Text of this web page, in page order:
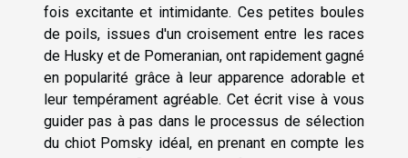
fois excitante et intimidante. Ces petites boules
de poils, issues d'un croisement entre les races
de Husky et de Pomeranian, ont rapidement gagné
en popularité grâce à leur apparence adorable et
leur tempérament agréable. Cet écrit vise à vous
guider pas à pas dans le processus de sélection
du chiot Pomsky idéal, en prenant en compte les